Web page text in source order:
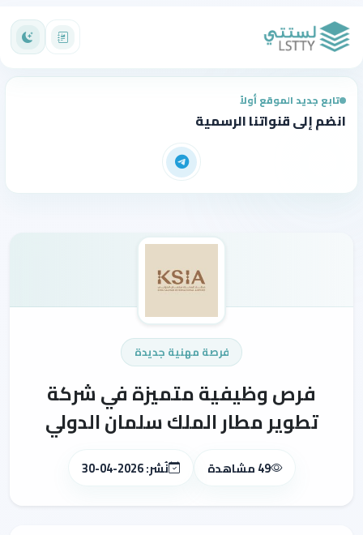
تابع جديد الموقع أولاً
انضم إلى قنواتنا الرسمية
فرصة مهنية جديدة
فرص وظيفية متميزة في شركة
تطوير مطار الملك سلمان الدولي
49 مشاهدة نُشر: 2026-04-30